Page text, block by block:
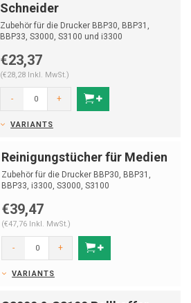
Schneider
Zubehör für die Drucker BBP30, BBP31,
BBP33, S3000, S3100 und i3300
€23,37
(€28,28 Inkl. MwSt.)
- +
VARIANTS
Reinigungstücher für Medien
Zubehör für die Drucker BBP30, BBP31,
BBP33, i3300, S3000, S3100
€39,47
(€47,76 Inkl. MwSt.)
- +
VARIANTS